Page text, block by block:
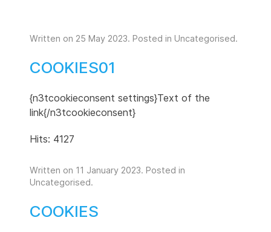
Written on 25 May 2023. Posted in Uncategorised.
COOKIES01
{n3tcookieconsent settings}Text of the
link{/n3tcookieconsent}
Hits: 4127
Written on 11 January 2023. Posted in
Uncategorised.
COOKIES